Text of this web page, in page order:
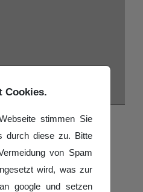
Cookies.
stimmen Sie
durch diese zu. Bitte
von Spam
wird, was zur
google und setzen